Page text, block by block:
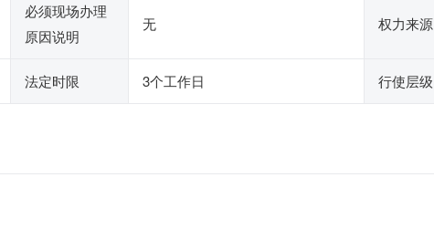
必须现场办理
原因说明
无 权力来源
法定时限 3个工作日 行使层级